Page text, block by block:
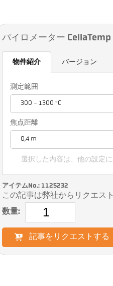
パイロメーター CellaTemp
物件紹介 バージョン
測定範囲
300 - 1300 °C
焦点距離
0,4 m
選択した内容は、他の設定
アイテムNo.: 1125232
この記事は弊社からリクエス
数量:
記事をリクエストする